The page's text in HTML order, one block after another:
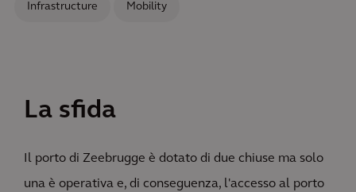
Infrastructure Mobility
La sfida
Il porto di Zeebrugge è dotato di due chiuse ma solo
una è operativa e, di conseguenza, l'accesso al porto